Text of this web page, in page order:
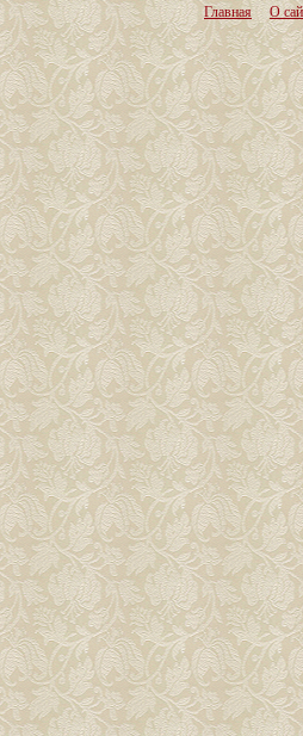
Главная О